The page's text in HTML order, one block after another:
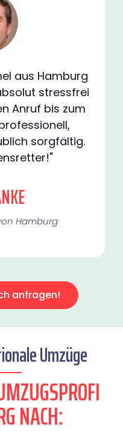
aus Hamburg
stressfrei
Anruf bis zum
sorgfältig.
Hamburg​
anfragen!
Umzüge
NACH: